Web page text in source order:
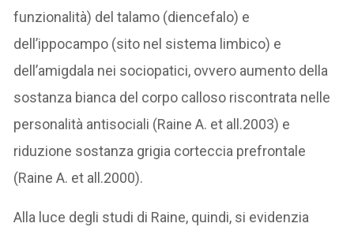
funzionalità) del talamo (diencefalo) e
dell’ippocampo (sito nel sistema limbico) e
dell’amigdala nei sociopatici, ovvero aumento della
sostanza bianca del corpo calloso riscontrata nelle
personalità antisociali (Raine A. et all.2003) e
riduzione sostanza grigia corteccia prefrontale
(Raine A. et all.2000).
Alla luce degli studi di Raine, quindi, si evidenzia